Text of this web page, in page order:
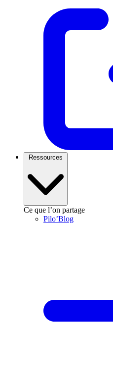
Ressources
Ce que l’on partage
Pilo’Blog